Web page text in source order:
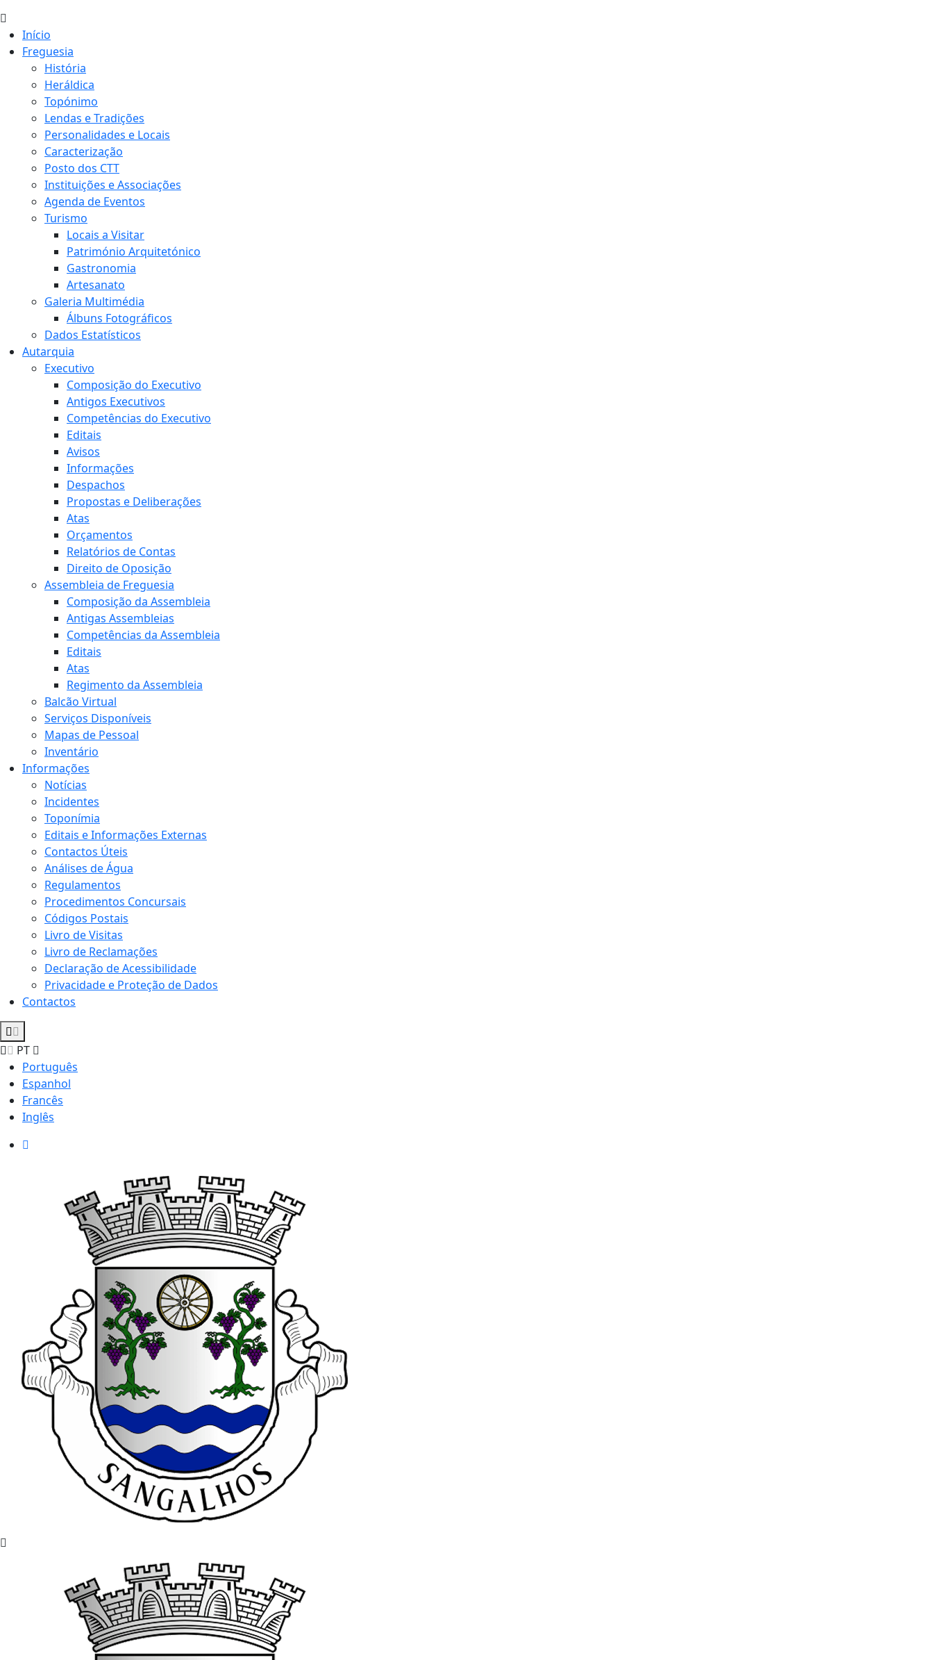
Início
Freguesia
História
Heráldica
Topónimo
Lendas e Tradições
Personalidades e Locais
Caracterização
Posto dos CTT
Instituições e Associações
Agenda de Eventos
Turismo
Locais a Visitar
Património Arquitetónico
Gastronomia
Artesanato
Galeria Multimédia
Álbuns Fotográficos
Dados Estatísticos
Autarquia
Executivo
Composição do Executivo
Antigos Executivos
Competências do Executivo
Editais
Avisos
Informações
Despachos
Propostas e Deliberações
Atas
Orçamentos
Relatórios de Contas
Direito de Oposição
Assembleia de Freguesia
Composição da Assembleia
Antigas Assembleias
Competências da Assembleia
Editais
Atas
Regimento da Assembleia
Balcão Virtual
Serviços Disponíveis
Mapas de Pessoal
Inventário
Informações
Notícias
Incidentes
Toponímia
Editais e Informações Externas
Contactos Úteis
Análises de Água
Regulamentos
Procedimentos Concursais
Códigos Postais
Livro de Visitas
Livro de Reclamações
Declaração de Acessibilidade
Privacidade e Proteção de Dados
Contactos
PT
Português
Espanhol
Francês
Inglês